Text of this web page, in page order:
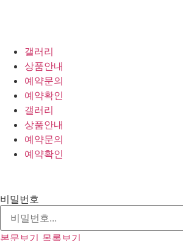
갤러리
상품안내
예약문의
예약확인
갤러리
상품안내
예약문의
예약확인
비밀번호
본문보기 목록보기